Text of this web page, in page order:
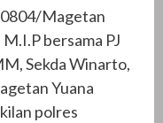
0804/Magetan
bersama PJ
Sekda Winarto,
Yuana
polres